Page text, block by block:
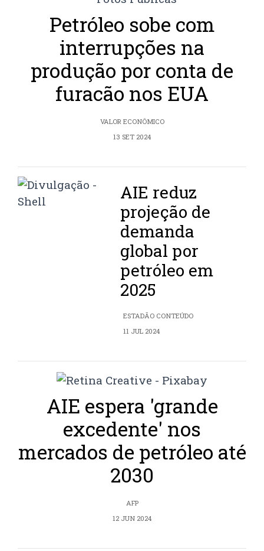
Petróleo sobe com
interrupções na
produção por conta de
furacão nos EUA
VALOR ECONÔMICO
13 SET 2024
AIE reduz
projeção de
demanda
global por
petróleo em
2025
ESTADÃO CONTEÚDO
11 JUL 2024
AIE espera 'grande
excedente' nos
mercados de petróleo até
2030
AFP
12 JUN 2024